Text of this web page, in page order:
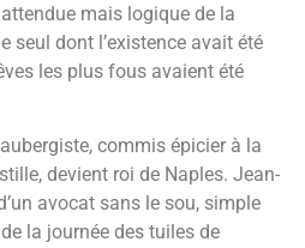
mais logique de la
seul dont l’existence avait été
les plus fous avaient été
commis épicier à la
devient roi de Naples. Jean-
avocat sans le sou, simple
la journée des tuiles de